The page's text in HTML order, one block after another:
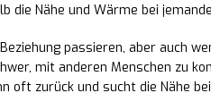
die Nähe und Wärme bei
passieren, aber auch
mit anderen Menschen zu
oft zurück und sucht die Nähe